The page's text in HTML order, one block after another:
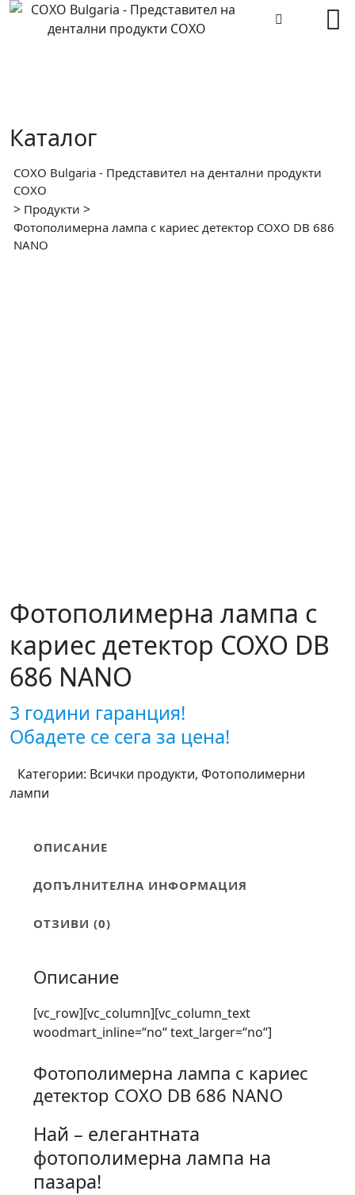
Skip
Каталог
COXO Bulgaria - Представител на дентални продукти
COXO
> Продукти >
Фотополимерна лампа с кариес детектор COXO DB 686
NANO
Фотополимерна лампа с
кариес детектор COXO DB
686 NANO
3 години гаранция!
Обадете се сега за цена!
Категории: Всички продукти, Фотополимерни
лампи
ОПИСАНИЕ
ДОПЪЛНИТЕЛНА ИНФОРМАЦИЯ
ОТЗИВИ (0)
Описание
[vc_row][vc_column][vc_column_text
woodmart_inline=“no“ text_larger=“no“]
Фотополимерна лампа с кариес
детектор COXO DB 686 NANO
Най – елегантната
фотополимерна лампа на
пазара!